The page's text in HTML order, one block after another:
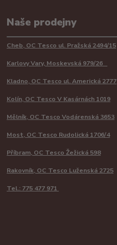
Naše prodejny
Cheb, OC Tesco ul. Pražská 2494/15
Karlovy Vary, Moskevská 979/26
Kladno, OC Tesco ul. Americká 2777
Kolín, OC Tesco V Kasárnách 1019
Mělník, OC Tesco Vodárenská 3653
Most, OC Tesco Rudolická 1706/4
Příbram, OC Tesco Žežická 598
Rakovník, OC Tesco Luženská 2725
Tel.: 775 477 971